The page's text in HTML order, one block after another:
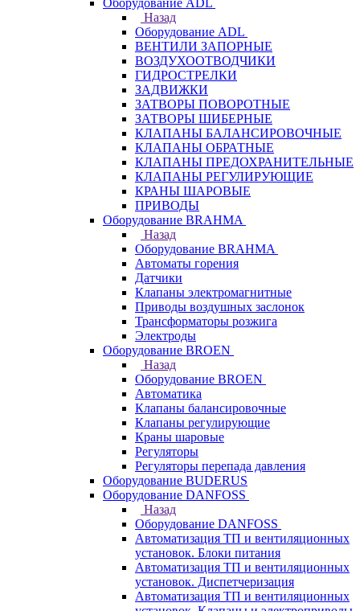
Оборудование ADL
Назад
Оборудование ADL
ВЕНТИЛИ ЗАПОРНЫЕ
ВОЗДУХООТВОДЧИКИ
ГИДРОСТРЕЛКИ
ЗАДВИЖКИ
ЗАТВОРЫ ПОВОРОТНЫЕ
ЗАТВОРЫ ШИБЕРНЫЕ
КЛАПАНЫ БАЛАНСИРОВОЧНЫЕ
КЛАПАНЫ ОБРАТНЫЕ
КЛАПАНЫ ПРЕДОХРАНИТЕЛЬНЫЕ
КЛАПАНЫ РЕГУЛИРУЮЩИЕ
КРАНЫ ШАРОВЫЕ
ПРИВОДЫ
Оборудование BRAHMA
Назад
Оборудование BRAHMA
Автоматы горения
Датчики
Клапаны электромагнитные
Приводы воздушных заслонок
Трансформаторы розжига
Электроды
Оборудование BROEN
Назад
Оборудование BROEN
Автоматика
Клапаны балансировочные
Клапаны регулирующие
Краны шаровые
Регуляторы
Регуляторы перепада давления
Оборудование BUDERUS
Оборудование DANFOSS
Назад
Оборудование DANFOSS
Автоматизация ТП и вентиляционных
установок. Блоки питания
Автоматизация ТП и вентиляционных
установок. Диспетчеризация
Автоматизация ТП и вентиляционных